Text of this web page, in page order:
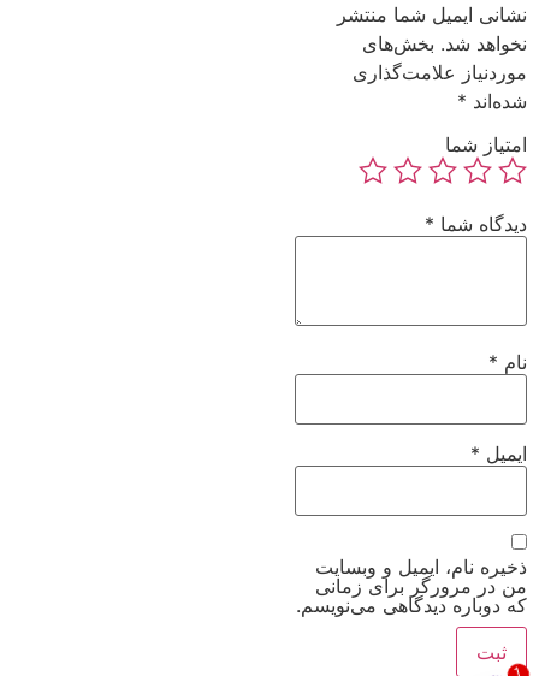
نشانی ایمیل شما منتشر
نخواهد شد. بخش‌های
موردنیاز علامت‌گذاری
شده‌اند *
امتیاز شما
دیدگاه شما *
نام *
ایمیل *
ذخیره نام، ایمیل و وبسایت
من در مرورگر برای زمانی
که دوباره دیدگاهی می‌نویسم.
1